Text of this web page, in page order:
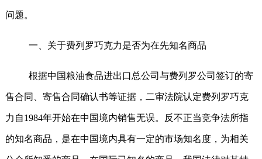
问题。
一、关于费列罗巧克力是否为在先知名商品
根据中国粮油食品进出口总公司与费列罗公司签订的寄
售合同、寄售合同确认书等证据，二审法院认定费列罗巧克
力自1984年开始在中国境内销售无误。反不正当竞争法所指
的知名商品，是在中国境内具有一定的市场知名度，为相关